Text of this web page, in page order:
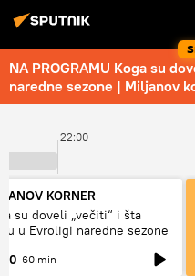
NA PROGRAMU Koga su
naredne sezone | Miljanov
22:00
KORNER
su doveli „večiti“ i šta
u Evroligi naredne sezone
60 min